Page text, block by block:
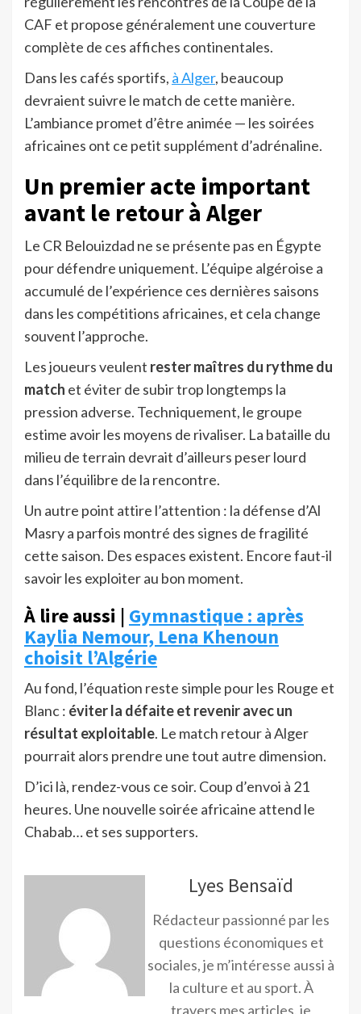
CAF et propose généralement une couverture
complète de ces affiches continentales.
Dans les cafés sportifs, à Alger, beaucoup
devraient suivre le match de cette manière.
L’ambiance promet d’être animée — les soirées
africaines ont ce petit supplément d’adrénaline.
Un premier acte important
avant le retour à Alger
Le CR Belouizdad ne se présente pas en Égypte
pour défendre uniquement. L’équipe algéroise a
accumulé de l’expérience ces dernières saisons
dans les compétitions africaines, et cela change
souvent l’approche.
Les joueurs veulent rester maîtres du rythme du
match et éviter de subir trop longtemps la
pression adverse. Techniquement, le groupe
estime avoir les moyens de rivaliser. La bataille du
milieu de terrain devrait d’ailleurs peser lourd
dans l’équilibre de la rencontre.
Un autre point attire l’attention : la défense d’Al
Masry a parfois montré des signes de fragilité
cette saison. Des espaces existent. Encore faut-il
savoir les exploiter au bon moment.
À lire aussi | Gymnastique : après
Kaylia Nemour, Lena Khenoun
choisit l’Algérie
Au fond, l’équation reste simple pour les Rouge et
Blanc : éviter la défaite et revenir avec un
résultat exploitable. Le match retour à Alger
pourrait alors prendre une tout autre dimension.
D’ici là, rendez-vous ce soir. Coup d’envoi à 21
heures. Une nouvelle soirée africaine attend le
Chabab… et ses supporters.
Lyes Bensaïd
Rédacteur passionné par les
questions économiques et
sociales, je m’intéresse aussi à
la culture et au sport. À
travers mes articles, je